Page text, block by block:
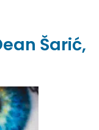
Šarić,